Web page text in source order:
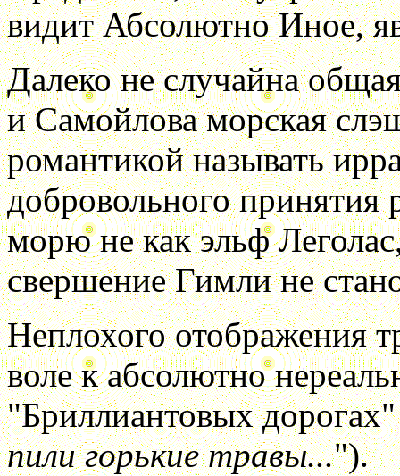
видит Абсолютно Иное,
Далеко не случайна
и Самойлова морская
романтикой называть
добровольного принятия
морю не как эльф
свершение Гимли не
Неплохого отображения
воле к абсолютно
"Бриллиантовых
пили горькие травы...").